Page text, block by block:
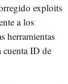
exploits
a los
herramientas
cuenta ID de